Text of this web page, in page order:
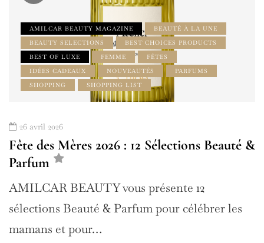
AMILCAR BEAUTY MAGAZINE
BEAUTÉ À LA UNE
BEAUTY SELECTIONS
BEST CHOICES PRODUCTS
BEST OF LUXE
FEMME
FÊTES
IDÉES CADEAUX
NOUVEAUTÉS
PARFUMS
SHOPPING
SHOPPING LIST
26 avril 2026
Fête des Mères 2026 : 12 Sélections Beauté &
Parfum
AMILCAR BEAUTY vous présente 12
sélections Beauté & Parfum pour célébrer les
mamans et pour…